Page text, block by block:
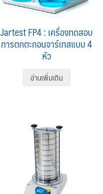
Jartest FP4 : เครื่องทดสอบ
การตกตะกอนจาร์เทสแบบ 4
หัว
อ่านเพิ่มเติม